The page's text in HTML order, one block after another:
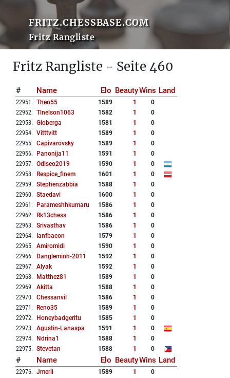
FRITZ.CHESSBASE.COM
Fritz Rangliste
Fritz Rangliste - Seite 460
# Name Elo BeautyWins Land
22951 . Theo55 1589 1
0
22952. Tlnelson1063 1582 1
0
22953. Gioberga 1581 1
0
22954. Vitttvitt 1589 1
0
22955. Capivarovsky 1589 1
0
22956. Panonija11 1591 1
0
22957. Odiseo2019 1590 1
0
22958. Respice_finem 1601 1
0
22959. Stephenzabbia 1588 1
0
22960. Staedavi 1600 1
0
22961 . Parameshhkumaru 1586 1
0
22962. Rk13chess 1586 1
0
22963. Srivasthav 1586 1
0
22964. Ianfbacon 1579 1
0
22965. Amiromidi 1590 1
0
22966. Dangleminh-2011 1592 1
0
22967. Alyak 1592 1
0
22968. Matthez81 1589 1
0
22969. Akitta 1588 1
0
22970. Chessanvil 1586 1
0
22971 . Reno35 1589 1
0
22972. Honeybadgerltu 1585 1
0
22973. Agustin-Lanaspa 1591 1
0
22974. Ndrina1 1588 1
0
22975. Stevetan 1588 1 0
# Name Elo BeautyWins Land
22976. Jmerli 1589 1
0